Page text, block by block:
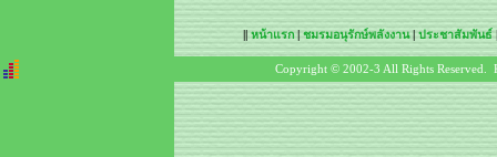
หน้าแรก| ชมรมอนุรักษ์พลังงาน| ประชาสัมพันธ์
Copyright © 2002-3 All Rights